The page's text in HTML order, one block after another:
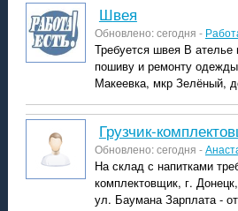
швея
Обновлено: сегодня -
Требуется швея В
пошиву и ремонту
Макеевка, мкр Зелёный,
Грузчик-
Обновлено: сегодня -
На склад с напитками
комплектовщик, г.
ул. Баумана Зарплата -